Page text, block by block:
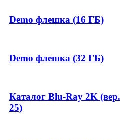
Demo флешка (16 ГБ)
Demo флешка (32 ГБ)
Каталог Blu-Ray 2K (вер.
25)